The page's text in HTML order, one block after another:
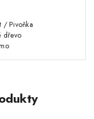
/ Pivoňka
dřevo